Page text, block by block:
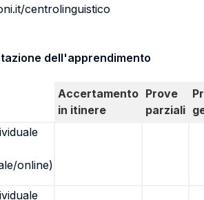
centrolinguistico
dell'apprendimento
Accertamento
in itinere
Prove
parziali
online)